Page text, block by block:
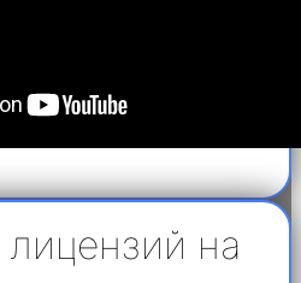
на